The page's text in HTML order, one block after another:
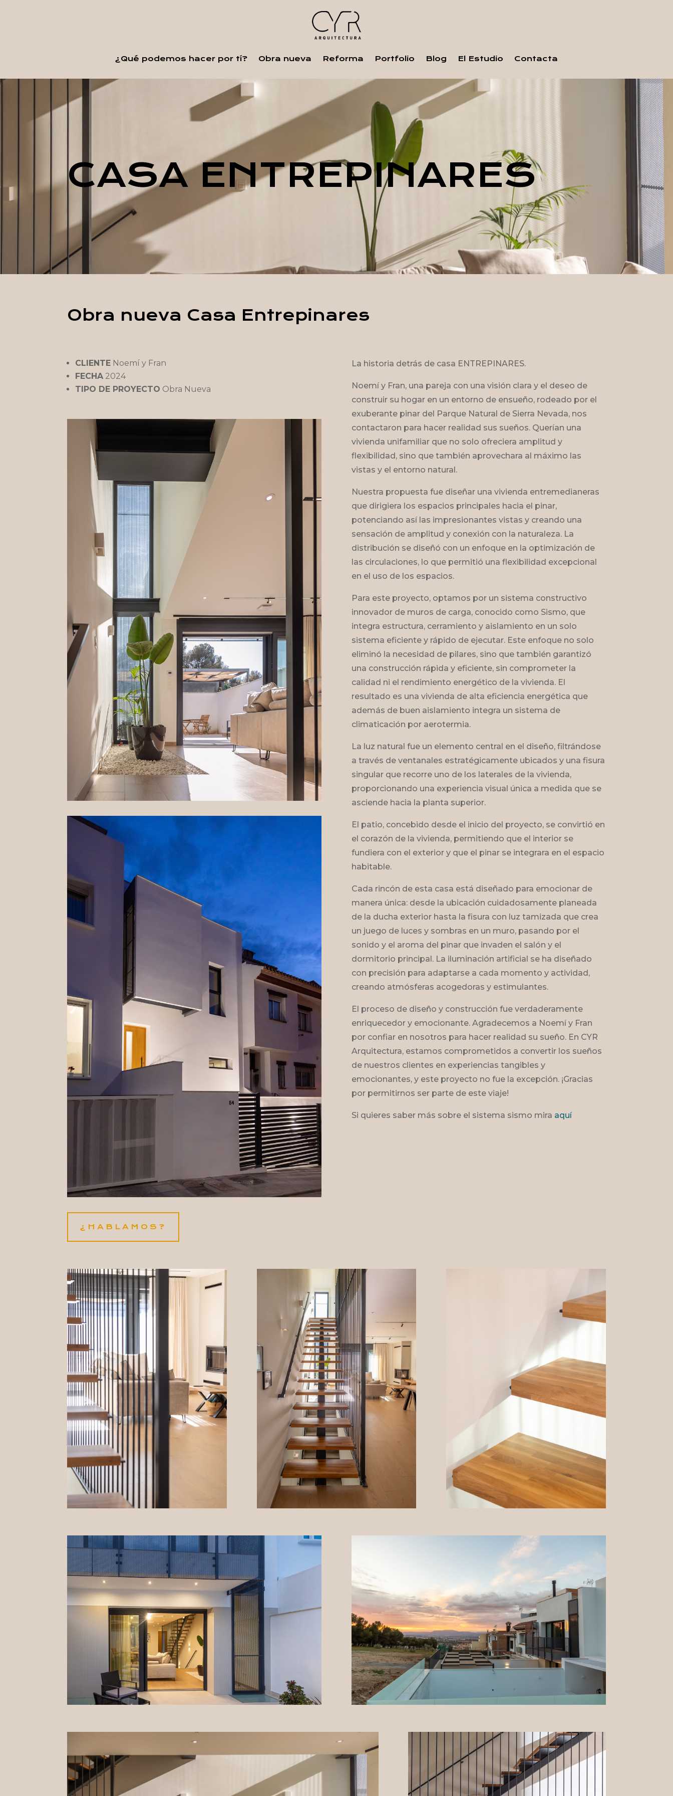
¿Qué podemos hacer por tí? Obra nueva Reforma Portfolio Blog El Estudio Contacta
CASA ENTREPINARES
Obra nueva Casa Entrepinares
CLIENTE Noemí y Fran
FECHA2024
TIPO DE PROYECTO Obra Nueva
¿HABLAMOS?
La historia detrás de casa ENTREPINARES.
Noemí y Fran, una pareja con una visión clara y el deseo de
construir su hogar en un entorno de ensueño, rodeado por el
exuberante pinar del Parque Natural de Sierra Nevada, nos
contactaron para hacer realidad sus sueños. Querían una
vivienda unifamiliar que no solo ofreciera amplitud y
flexibilidad, sino que también aprovechara al máximo las
vistas y el entorno natural.
Nuestra propuesta fue diseñar una vivienda entremedianeras
que dirigiera los espacios principales hacia el pinar,
potenciando así las impresionantes vistas y creando una
sensación de amplitud y conexión con la naturaleza. La
distribución se diseñó con un enfoque en la optimización de
las circulaciones, lo que permitió una flexibilidad excepcional
en el uso de los espacios.
Para este proyecto, optamos por un sistema constructivo
innovador de muros de carga, conocido como Sismo, que
integra estructura, cerramiento y aislamiento en un solo
sistema eficiente y rápido de ejecutar. Este enfoque no solo
eliminó la necesidad de pilares, sino que también garantizó
una construcción rápida y eficiente, sin comprometer la
calidad ni el rendimiento energético de la vivienda. El
resultado es una vivienda de alta eficiencia energética que
además de buen aislamiento integra un sistema de
climaticación por aerotermia.
La luz natural fue un elemento central en el diseño, filtrándose
a través de ventanales estratégicamente ubicados y una fisura
singular que recorre uno de los laterales de la vivienda,
proporcionando una experiencia visual única a medida que se
asciende hacia la planta superior.
El patio, concebido desde el inicio del proyecto, se convirtió en
el corazón de la vivienda, permitiendo que el interior se
fundiera con el exterior y que el pinar se integrara en el espacio
habitable.
Cada rincón de esta casa está diseñado para emocionar de
manera única: desde la ubicación cuidadosamente planeada
de la ducha exterior hasta la fisura con luz tamizada que crea
un juego de luces y sombras en un muro, pasando por el
sonido y el aroma del pinar que invaden el salón y el
dormitorio principal. La iluminación artificial se ha diseñado
con precisión para adaptarse a cada momento y actividad,
creando atmósferas acogedoras y estimulantes.
El proceso de diseño y construcción fue verdaderamente
enriquecedor y emocionante. Agradecemos a Noemí y Fran
por confiar en nosotros para hacer realidad su sueño. En CYR
Arquitectura, estamos comprometidos a convertir los sueños
de nuestros clientes en experiencias tangibles y
emocionantes, y este proyecto no fue la excepción. ¡Gracias
por permitirnos ser parte de este viaje!
Si quieres saber más sobre el sistema sismo mira aquí